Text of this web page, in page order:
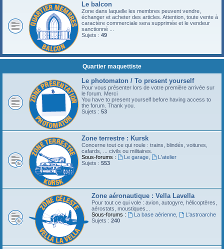
Le balcon
Zone dans laquelle les membres peuvent vendre,
échanger et acheter des articles. Attention, toute vente à
caractère commerciale sera supprimée et le vendeur
sanctionné ...
Sujets : 49
Quartier maquettiste
Le photomaton / To present yourself
Pour vous présenter lors de votre première arrivée sur
le forum. Merci
You have to present yourself before having access to
the forum. Thank you.
Sujets : 53
Zone terrestre : Kursk
Concerne tout ce qui roule : trains, blindés, voitures,
cafards, ... civils ou militaires.
Sous-forums :
Le garage,
L'atelier
Sujets : 553
Zone aéronautique : Vella Lavella
Pour tout ce qui vole : avion, autogyre, hélicoptères,
aérostats, moustiques...
Sous-forums :
La base aérienne,
L'astroarche
Sujets : 240